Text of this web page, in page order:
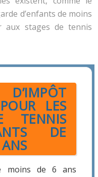
d’enfants de moins
aux stages de tennis
LES
TENNIS
DE
moins de 6 ans